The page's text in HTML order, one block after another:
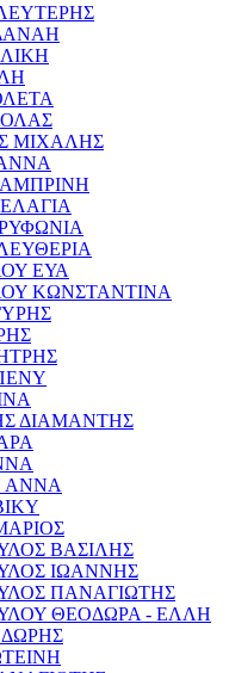
ΜΙΧΑΛΗΣ
ΕΥΑ
ΚΩΝΣΤΑΝΤΙΝΑ
ΔΙΑΜΑΝΤΗΣ
ΑΝΝΑ
ΒΑΣΙΛΗΣ
ΙΩΑΝΝΗΣ
ΠΑΝΑΓΙΩΤΗΣ
ΘΕΟΔΩΡΑ - ΕΛΛΗ